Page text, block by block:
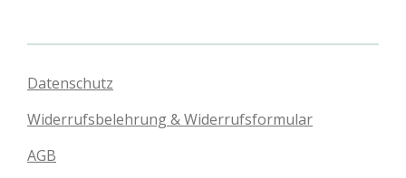
Datenschutz
Widerrufsbelehrung & Widerrufsformular
AGB